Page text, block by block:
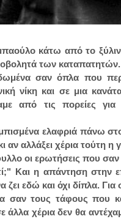
κάτω από το
των καταπατητών.
σαν όπλα που
νίκη και σε μια
από τις πορείες
ελαφριά πάνω
αν αλλάξει χέρια τούτη η
οι ερωτήσεις που σαν
Και η απάντηση στην
εδώ και όχι δίπλα. Για
σαν τους τάφους που
άλλα χέρια δεν θα